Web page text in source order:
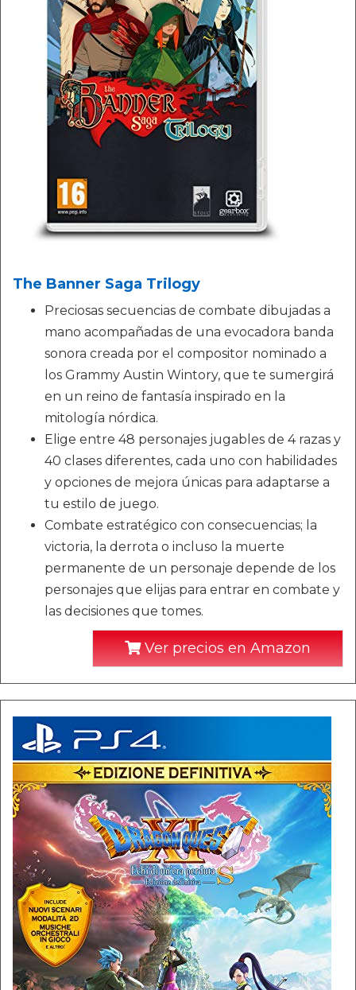
The Banner Saga Trilogy
Preciosas secuencias de combate dibujadas a
mano acompañadas de una evocadora banda
sonora creada por el compositor nominado a
los Grammy Austin Wintory, que te sumergirá
en un reino de fantasía inspirado en la
mitología nórdica.
Elige entre 48 personajes jugables de 4 razas y
40 clases diferentes, cada uno con habilidades
y opciones de mejora únicas para adaptarse a
tu estilo de juego.
Combate estratégico con consecuencias; la
victoria, la derrota o incluso la muerte
permanente de un personaje depende de los
personajes que elijas para entrar en combate y
las decisiones que tomes.
Ver precios en Amazon